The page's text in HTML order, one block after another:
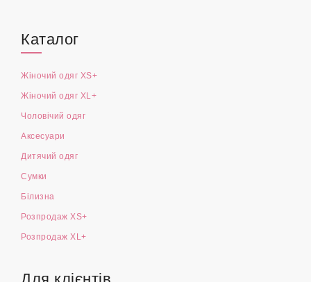
Каталог
Жіночий одяг XS+
Жіночий одяг XL+
Чоловічий одяг
Аксесуари
Дитячий одяг
Сумки
Білизна
Розпродаж XS+
Розпродаж XL+